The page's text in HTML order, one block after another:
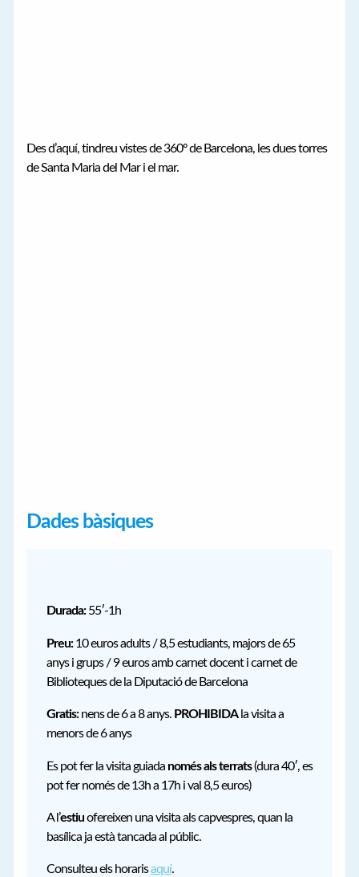
Des d’aquí, tindreu vistes de 360º de Barcelona, les dues torres
de Santa Maria del Mar i el mar.
Dades bàsiques
Durada:55′-1h
Preu:10 euros adults / 8,5 estudiants, majors de 65
anys i grups / 9 euros amb carnet docent i carnet de
Biblioteques de la Diputació de Barcelona
Gratis:nens de 6 a 8 anys. PROHIBIDAla visita a
menors de 6 anys
Es pot fer la visita guiada només als terrats(dura 40′, es
pot fer només de 13h a 17h i val 8,5 euros)
A l’estiuofereixen una visita als capvespres, quan la
basílica ja està tancada al públic.
Consulteu els horarisaquí.